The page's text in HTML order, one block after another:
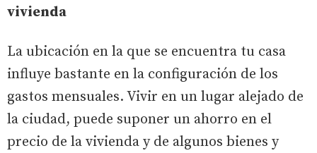
vivienda
La ubicación en la que se encuentra tu casa
influye bastante en la configuración de los
gastos mensuales. Vivir en un lugar alejado de
la ciudad, puede suponer un ahorro en el
precio de la vivienda y de algunos bienes y